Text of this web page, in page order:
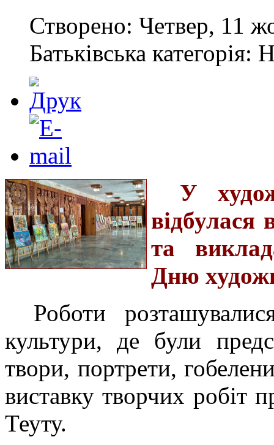
Створено: Четвер, 11
Батьківська категорія:
У
відбулася
та
Дню
Роботи
культури, де були
твори, портрети,
виставку творчих робіт
Теуту.